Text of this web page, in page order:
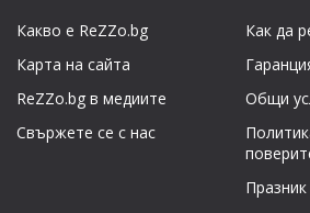
Какво е ReZZo.bg
Карта на сайта
ReZZo.bg в медиите
Свържете се с нас
Как да
Общи
Празник